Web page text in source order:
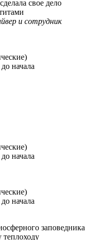
свое дело
и сотрудник
начала
начала
начала
заповедника
теплоходу